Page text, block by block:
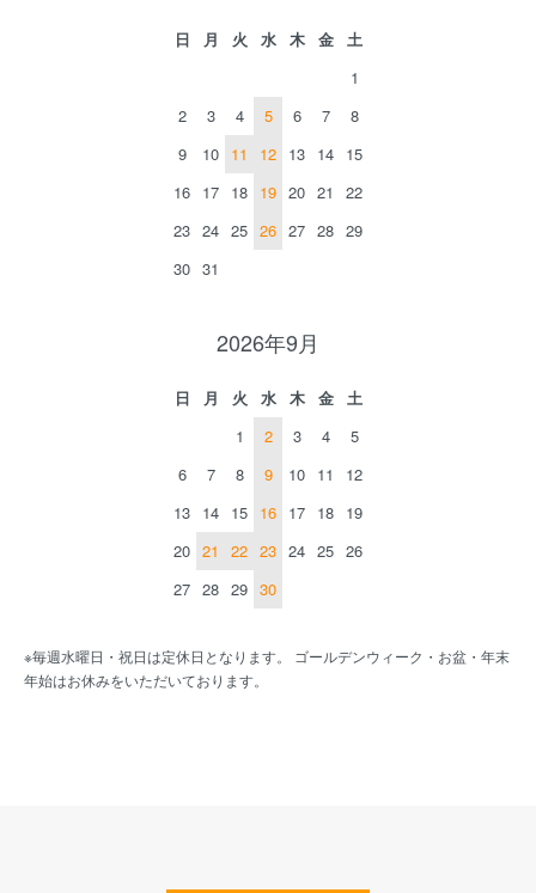
日 月 火 水 木 金
土
1
2
3 4 5 6 7
8
9
10 11 12 13 14 15
16 17 18 19 20 21
22
23 24 25 26 27 28 29
30 31
2026年9月
日 月 火 水 木 金
土
1
2 3 4
5
6
7 8 9 10 11
12
13 14 15 16 17 18 19
20 21 22 23 24 25 26
27 28 29 30
※毎週水曜日・祝日は定休日となります。 ゴールデンウィーク・お盆・年末
年始はお休みをいただいております。